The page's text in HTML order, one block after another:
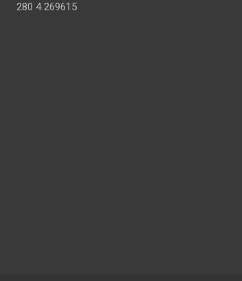
280 4 269615